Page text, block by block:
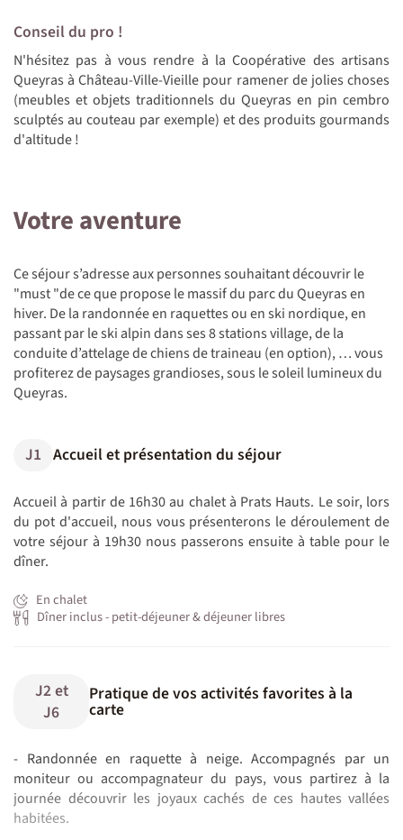
Conseil du pro !
N'hésitez pas à vous rendre à la Coopérative des artisans
Queyras à Château-Ville-Vieille pour ramener de jolies choses
(meubles et objets traditionnels du Queyras en pin cembro
sculptés au couteau par exemple) et des produits gourmands
d'altitude !
Votre aventure
Ce séjour s’adresse aux personnes souhaitant découvrir le
"must "de ce que propose le massif du parc du Queyras en
hiver. De la randonnée en raquettes ou en ski nordique, en
passant par le ski alpin dans ses 8 stations village, de la
conduite d’attelage de chiens de traineau (en option), … vous
profiterez de paysages grandioses, sous le soleil lumineux du
Queyras.
J1 Accueil et présentation du séjour
Accueil à partir de 16h30 au chalet à Prats Hauts. Le soir, lors
du pot d'accueil, nous vous présenterons le déroulement de
votre séjour à 19h30 nous passerons ensuite à table pour le
dîner.
En chalet
Dîner inclus - petit-déjeuner & déjeuner libres
J2 et
J6
Pratique de vos activités favorites à la
carte
- Randonnée en raquette à neige. Accompagnés par un
moniteur ou accompagnateur du pays, vous partirez à la
journée découvrir les joyaux cachés de ces hautes vallées
habitées.